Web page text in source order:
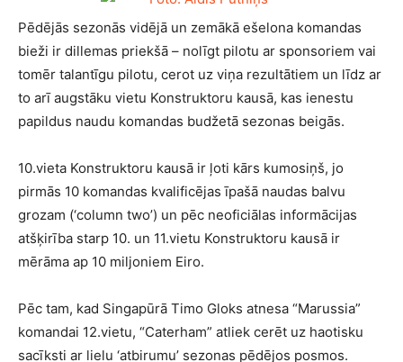
Pēdējās sezonās vidējā un zemākā ešelona komandas
bieži ir dillemas priekšā – nolīgt pilotu ar sponsoriem vai
tomēr talantīgu pilotu, cerot uz viņa rezultātiem un līdz ar
to arī augstāku vietu Konstruktoru kausā, kas ienestu
papildus naudu komandas budžetā sezonas beigās.
10.vieta Konstruktoru kausā ir ļoti kārs kumosiņš, jo
pirmās 10 komandas kvalificējas īpašā naudas balvu
grozam (‘column two’) un pēc neoficiālas informācijas
atšķirība starp 10. un 11.vietu Konstruktoru kausā ir
mērāma ap 10 miljoniem Eiro.
Pēc tam, kad Singapūrā Timo Gloks atnesa “Marussia”
komandai 12.vietu, “Caterham” atliek cerēt uz haotisku
sacīksti ar lielu ‘atbirumu’ sezonas pēdējos posmos.